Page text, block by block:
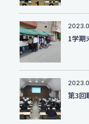
会計マネジメントコ
情報プログラミン
生活科学科
服飾コーディネート
食物クリエイトコー
保育デザインコース
看護科
看護科（⾼校課程）
専攻科（専攻科課程
部活動ニュース
受験生のみなさま
オープンスクール・
今後のスケジュール
資料請求
お知らせ
翠松ニュース
在校生・保護者のみな
部活動ニュース
お問い合わせ
各種証明書発行
資料請求
1学期
第3回